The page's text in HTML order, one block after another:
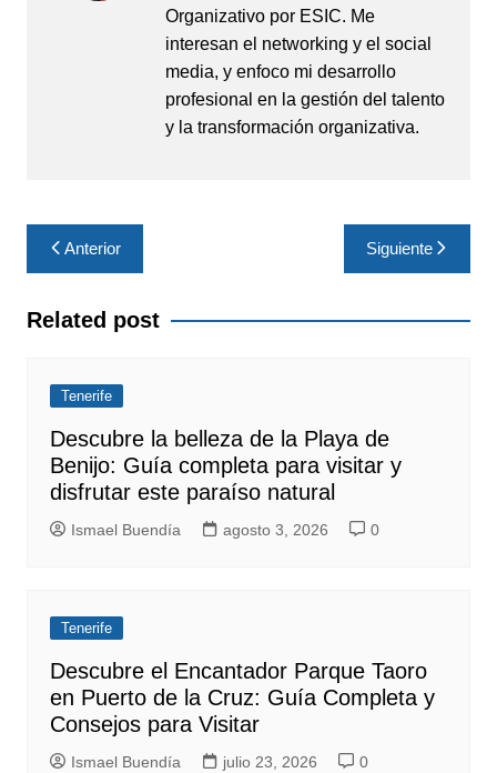
Organizativo por ESIC. Me
interesan el networking y el social
media, y enfoco mi desarrollo
profesional en la gestión del talento
y la transformación organizativa.
Navegación
de
entradas
Anterior Siguiente
Related post
Tenerife
Descubre la belleza de la Playa de
Benijo: Guía completa para visitar y
disfrutar este paraíso natural
Ismael Buendía agosto 3, 2026 0
Tenerife
Descubre el Encantador Parque Taoro
en Puerto de la Cruz: Guía Completa y
Consejos para Visitar
Ismael Buendía julio 23, 2026 0